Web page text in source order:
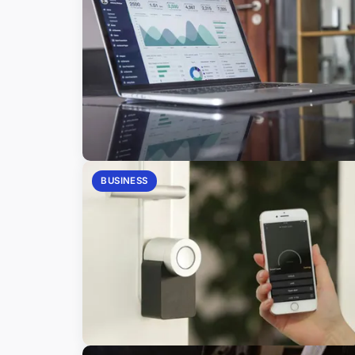
BUSINESS